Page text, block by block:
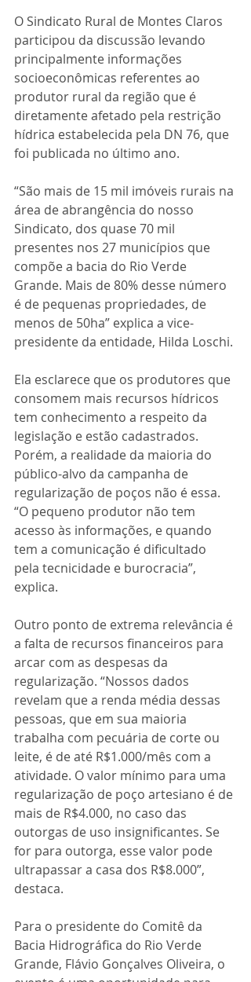
O Sindicato Rural de Montes Claros
participou da discussão levando
principalmente informações
socioeconômicas referentes ao
produtor rural da região que é
diretamente afetado pela restrição
hídrica estabelecida pela DN 76, que
foi publicada no último ano.
“São mais de 15 mil imóveis rurais na
área de abrangência do nosso
Sindicato, dos quase 70 mil
presentes nos 27 municípios que
compõe a bacia do Rio Verde
Grande. Mais de 80% desse número
é de pequenas propriedades, de
menos de 50ha” explica a vice-
presidente da entidade, Hilda Loschi.
Ela esclarece que os produtores que
consomem mais recursos hídricos
tem conhecimento a respeito da
legislação e estão cadastrados.
Porém, a realidade da maioria do
público-alvo da campanha de
regularização de poços não é essa.
“O pequeno produtor não tem
acesso às informações, e quando
tem a comunicação é dificultado
pela tecnicidade e burocracia”,
explica.
Outro ponto de extrema relevância é
a falta de recursos financeiros para
arcar com as despesas da
regularização. “Nossos dados
revelam que a renda média dessas
pessoas, que em sua maioria
trabalha com pecuária de corte ou
leite, é de até R$1.000/mês com a
atividade. O valor mínimo para uma
regularização de poço artesiano é de
mais de R$4.000, no caso das
outorgas de uso insignificantes. Se
for para outorga, esse valor pode
ultrapassar a casa dos R$8.000”,
destaca.
Para o presidente do Comitê da
Bacia Hidrográfica do Rio Verde
Grande, Flávio Gonçalves Oliveira, o